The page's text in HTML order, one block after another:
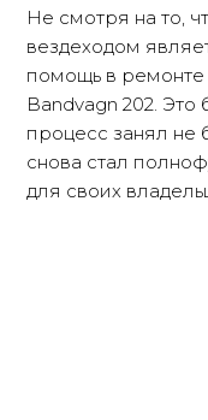
Не смотря на то,
вездеходом
помощь в ремонте
Bandvagn 202.
процесс занял не
снова стал
для своих